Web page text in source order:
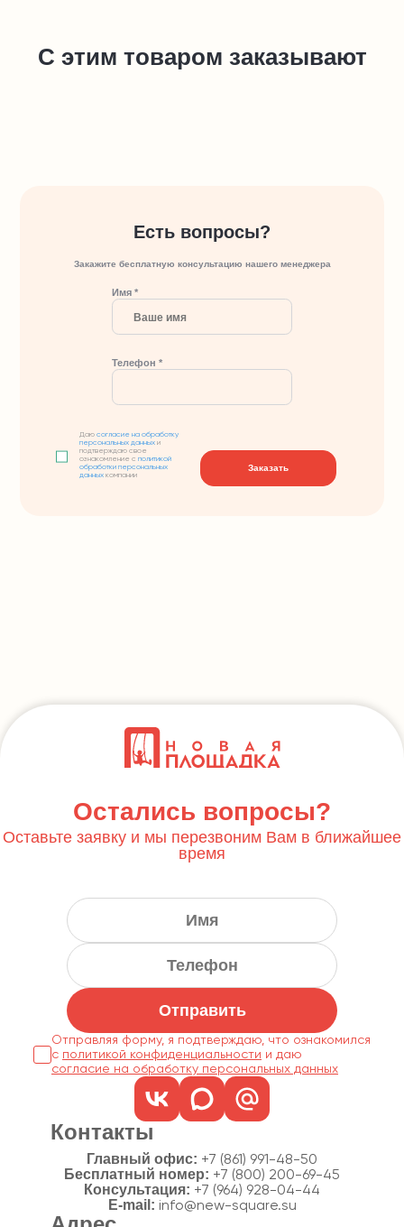
С этим товаром заказывают
Есть вопросы?
Закажите бесплатную консультацию нашего менеджера
Имя *
Телефон *
Даюсогласие на обработку
персональных данных и
подтверждаю свое
ознакомление сполитикой
обработки персональных
данных компании
Заказать
Остались вопросы?
Оставьте заявку и мы перезвоним Вам в ближайшее
время
Отправить
Отправляя форму, я подтверждаю, что ознакомился
с политикой конфиденциальности
согласие на обработку персональных данных
Контакты
Главный офис: +7 (861) 991-48-50
Бесплатный номер: +7 (800) 200-69-45
Консультация: +7 (964) 928-04-44
E-mail: info@new-square.su